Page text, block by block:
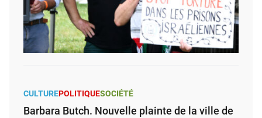
CULTUREPOLITIQUESOCIÉTÉ
Barbara Butch. Nouvelle plainte de la ville de